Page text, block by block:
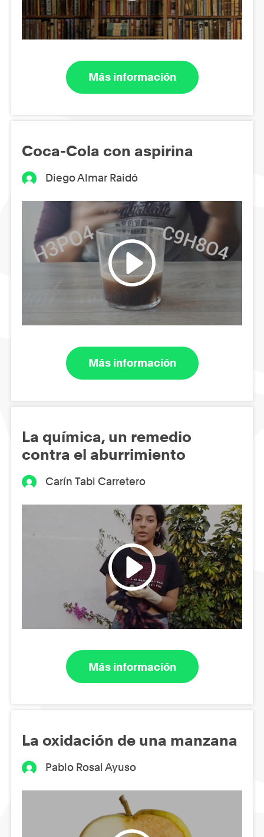
Más información
Coca-Cola con aspirina
Diego Almar Raidó
Más información
La química, un remedio
contra el aburrimiento
Carín Tabi Carretero
Más información
La oxidación de una manzana
Pablo Rosal Ayuso